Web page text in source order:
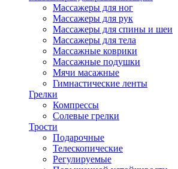
Массажеры для ног
Массажеры для рук
Массажеры для спины и шеи
Массажеры для тела
Массажные коврики
Массажные подушки
Мячи масажные
Гимнастические ленты
Грелки
Компрессы
Солевые грелки
Трости
Подарочные
Телескопические
Регулируемые